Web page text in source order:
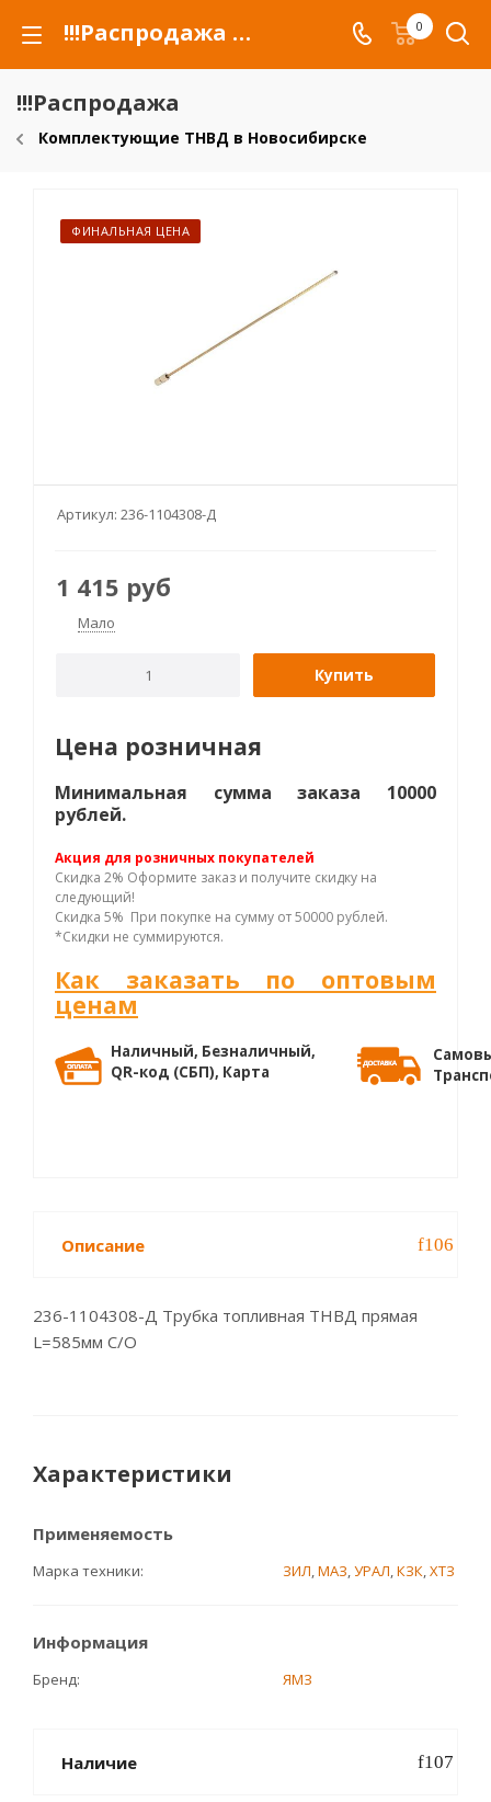
!!!Распродажа для автомобилей российских марок и сельхозтехники 0
!!!Распродажа
Комплектующие ТНВД в Новосибирске
ФИНАЛЬНАЯ ЦЕНА
Артикул: 236-1104308-Д
1 415 руб
Мало
Купить
Цена розничная
Минимальная сумма заказа 10000
рублей.
Акция для розничных покупателей
Скидка 2% Оформите заказ и получите скидку на
следующий!
Скидка 5% При покупке на сумму от 50000 рублей.
*Скидки не суммируются.
Как заказать по оптовым
ценам
Наличный, Безналичный,
QR-код (СБП), Карта
Описание
236-1104308-Д Трубка топливная ТНВД прямая
L=585мм С/О
Характеристики
Применяемость
Марка техники ЗИЛ,МАЗ,УРАЛ,КЗК,ХТЗ
Информация
Бренд ЯМЗ
Наличие